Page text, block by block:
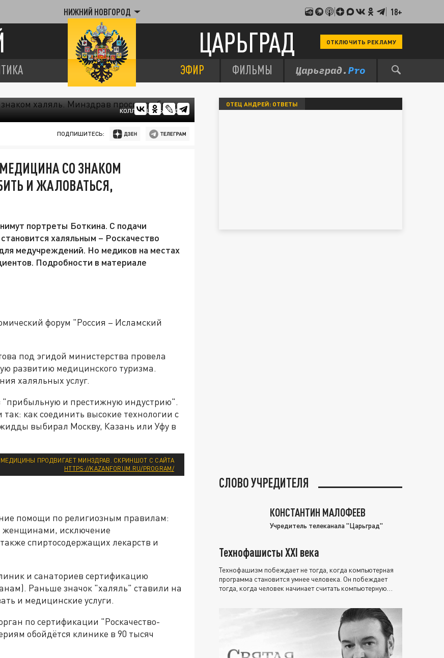
НИЖНИЙ НОВГОРОД 18+
ЦАРЬГРАД ОТКЛЮЧИТЬ РЕКЛАМУ
ЭФИР ФИЛЬМЫ
КОЛЛАЖ ЦАРЬГРАДА.
ПОДПИШИТЕСЬ:
СО ЗНАКОМ
И ЖАЛОВАТЬСЯ,
портреты Боткина. С подачи
халяльным – Роскачество
медучреждений. Но медиков на местах
Подробности в материале
форум "Россия – Исламский
под эгидой министерства провела
развитию медицинского туризма.
халяльных услуг.
"прибыльную и престижную индустрию".
как соединить высокие технологии с
выбирал Москву, Казань или Уфу в
ПРОДВИГАЕТ МИНЗДРАВ. СКРИНШОТ С САЙТА
HTTPS://KAZANFORUM.RU/PROGRAM/
помощи по религиозным правилам:
женщинами, исключение
спиртосодержащих лекарств и
и санаториев сертификацию
Раньше значок "халяль" ставили на
и медицинские услуги.
по сертификации "Роскачество-
обойдётся клинике в 90 тысяч
ОТЕЦ АНДРЕЙ: ОТВЕТЫ
СЛОВО УЧРЕДИТЕЛЯ
КОНСТАНТИН МАЛОФЕЕВ
Учредитель телеканала "Царьград"
Технофашисты XXI века
Технофашизм побеждает не тогда, когда компьютерная
программа становится умнее человека. Он побеждает
тогда, когда человек начинает считать компьютерную